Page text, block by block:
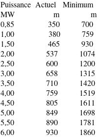
Puissance Actuel Minimum
MW m
0,85 350 700
1,00 380 759
1,50 465 930
2,00 537 1074
2,50 600 1200
3,00 658 1315
3,50 710 1420
4,00 759 1519
4,50 805 1611
5,00 849 1698
5,50 890 1781
6,00 930 1860